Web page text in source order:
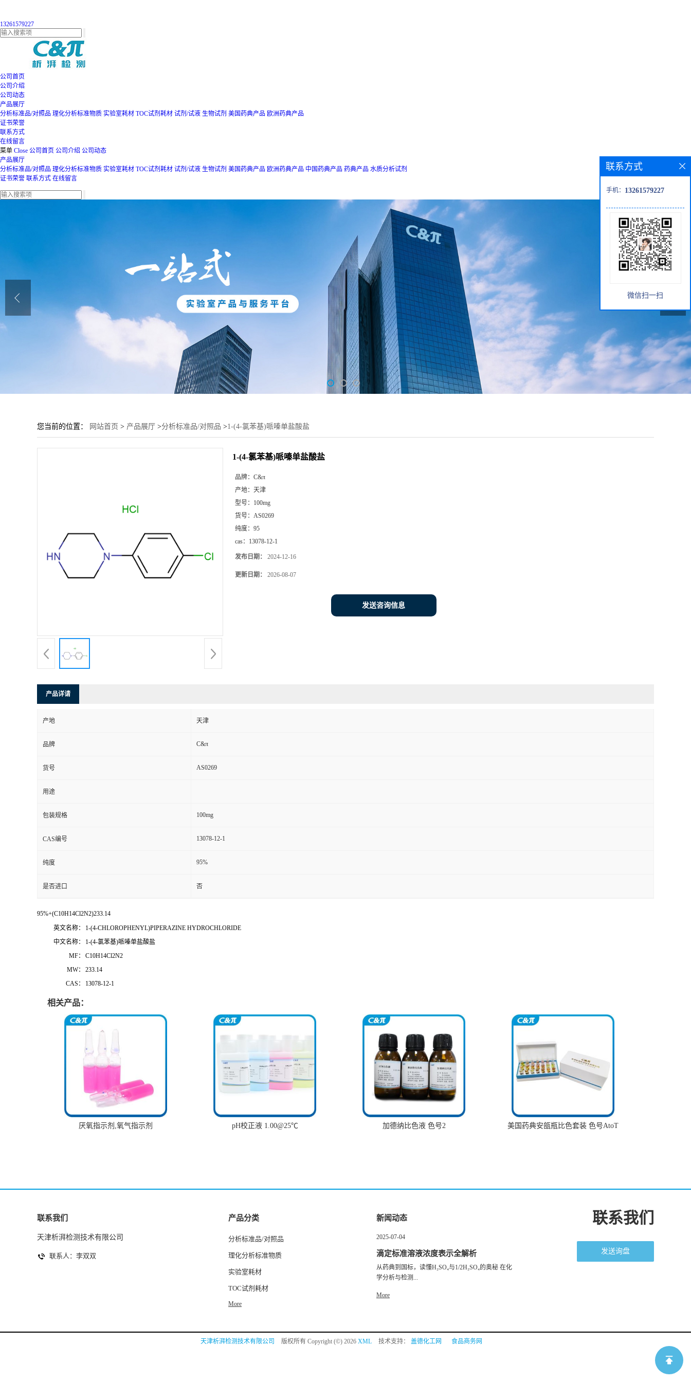
13261579227
公司首页
公司介绍
公司动态
产品展厅
分析标准品/对照品 理化分析标准物质 实验室耗材 TOC试剂耗材 试剂/试液 生物试剂 美国药典产品 欧洲药典产品
证书荣誉
联系方式
在线留言
菜单 Close 公司首页 公司介绍 公司动态
产品展厅
分析标准品/对照品 理化分析标准物质 实验室耗材 TOC试剂耗材 试剂/试液 生物试剂 美国药典产品 欧洲药典产品 中国药典产品 药典产品 水质分析试剂
证书荣誉 联系方式 在线留言
您当前的位置： 网站首页 > 产品展厅 >分析标准品/对照品 >1-(4-氯苯基)哌嗪单盐酸盐
1-(4-氯苯基)哌嗪单盐酸盐
品牌： C&π
产地： 天津
型号： 100mg
货号： AS0269
纯度： 95
cas： 13078-12-1
发布日期： 2024-12-16
更新日期： 2026-08-07
发送咨询信息
产品详请
产地 天津
品牌 C&π
货号 AS0269
用途
包装规格 100mg
CAS编号 13078-12-1
纯度 95%
是否进口 否
95%+(C10H14Cl2N2)233.14
英文名称：
1-(4-CHLOROPHENYL)PIPERAZINE HYDROCHLORIDE
中文名称：
1-(4-氯苯基)哌嗪单盐酸盐
MF：
C10H14Cl2N2
MW：
233.14
CAS：
13078-12-1
相关产品：
厌氧指示剂,氧气指示剂 pH校正液 1.00@25℃ 加德纳比色液 色号2 美国药典安瓿瓶比色套装 色号AtoT
联系方式
手机： 13261579227
微信扫一扫
联系我们
天津析湃检测技术有限公司
联系人：李双双
产品分类
分析标准品/对照品
理化分析标准物质
实验室耗材
TOC试剂耗材
More
新闻动态
2025-07-04
滴定标准溶液浓度表示全解析
从药典到国标，读懂H₂SO₄与1/2H₂SO₄的奥秘 在化
学分析与检测...
More
联系我们
发送询盘
天津析湃检测技术有限公司 版权所有 Copyright (©) 2026 XML 技术支持： 盖德化工网 食品商务网